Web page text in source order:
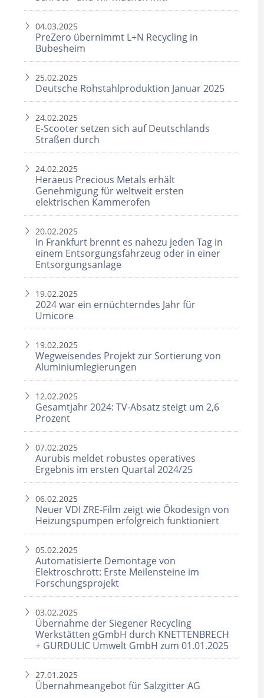
04.03.2025
PreZero übernimmt L+N Recycling in
Bubesheim
25.02.2025
Deutsche Rohstahlproduktion Januar 2025
24.02.2025
E-Scooter setzen sich auf Deutschlands
Straßen durch
24.02.2025
Heraeus Precious Metals erhält
Genehmigung für weltweit ersten
elektrischen Kammerofen
20.02.2025
In Frankfurt brennt es nahezu jeden Tag in
einem Entsorgungsfahrzeug oder in einer
Entsorgungsanlage
19.02.2025
2024 war ein ernüchterndes Jahr für
Umicore
19.02.2025
Wegweisendes Projekt zur Sortierung von
Aluminiumlegierungen
12.02.2025
Gesamtjahr 2024: TV-Absatz steigt um 2,6
Prozent
07.02.2025
Aurubis meldet robustes operatives
Ergebnis im ersten Quartal 2024/25
06.02.2025
Neuer VDI ZRE-Film zeigt wie Ökodesign von
Heizungspumpen erfolgreich funktioniert
05.02.2025
Automatisierte Demontage von
Elektroschrott: Erste Meilensteine im
Forschungsprojekt
03.02.2025
Übernahme der Siegener Recycling
Werkstätten gGmbH durch KNETTENBRECH
+ GURDULIC Umwelt GmbH zum 01.01.2025
27.01.2025
Übernahmeangebot für Salzgitter AG